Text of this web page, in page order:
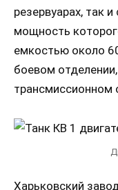
резервуарах, так
мощность
емкостью около
боевом
трансмиссионном
Харьковский